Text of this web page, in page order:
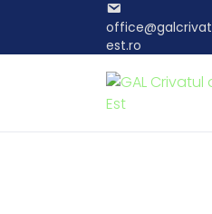
est.ro